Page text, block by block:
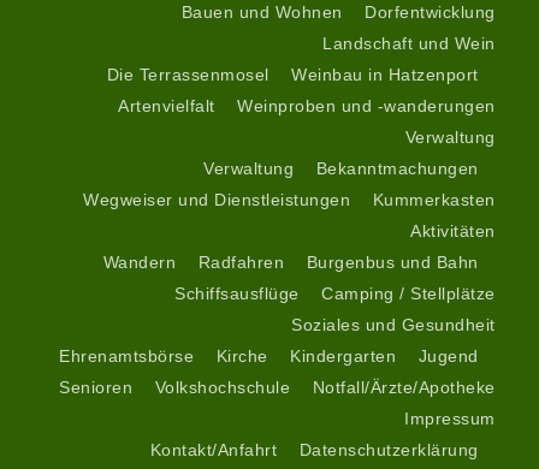
Bauen und Wohnen
Dorfentwicklung
Landschaft und Wein
Die Terrassenmosel
Weinbau in Hatzenport
Artenvielfalt
Weinproben und -wanderungen
Verwaltung
Verwaltung
Bekanntmachungen
Wegweiser und Dienstleistungen
Kummerkasten
Aktivitäten
Wandern
Radfahren
Burgenbus und Bahn
Schiffsausflüge
Camping / Stellplätze
Soziales und Gesundheit
Ehrenamtsbörse
Kirche Kindergarten
Jugend
Senioren
Volkshochschule
Notfall/Ärzte/Apotheke
Impressum
Kontakt/Anfahrt
Datenschutzerklärung